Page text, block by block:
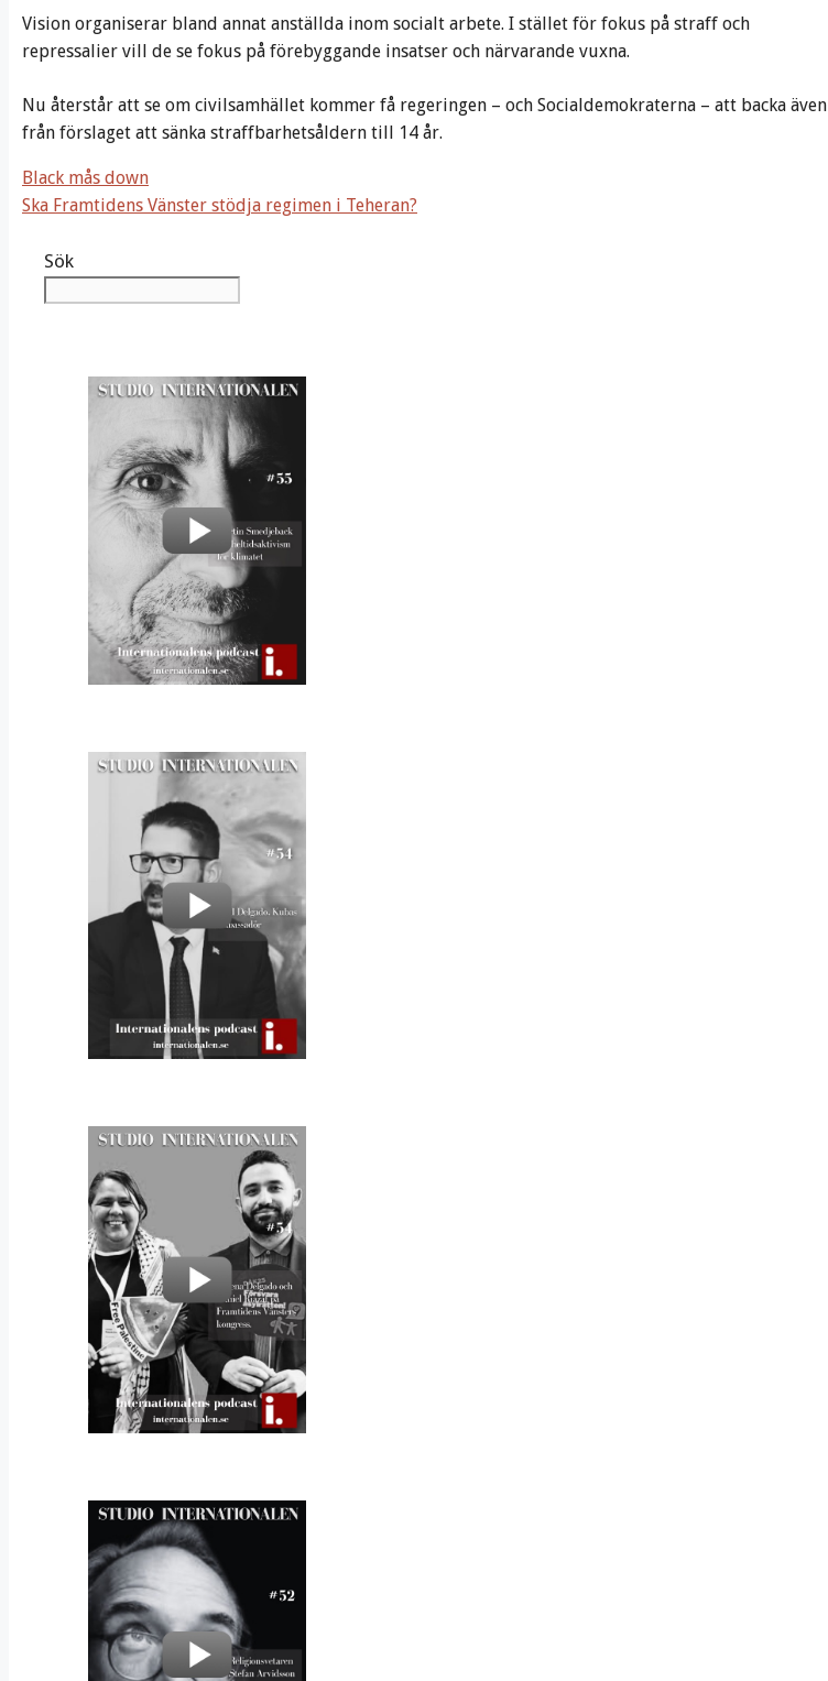
Vision organiserar bland annat anställda inom socialt arbete. I stället för fokus på straff och
repressalier vill de se fokus på förebyggande insatser och närvarande vuxna.
Nu återstår att se om civilsamhället kommer få regeringen – och Socialdemokraterna – att backa även
från förslaget att sänka straffbarhetsåldern till 14 år.
Black mås down
Ska Framtidens Vänster stödja regimen i Teheran?
Sök